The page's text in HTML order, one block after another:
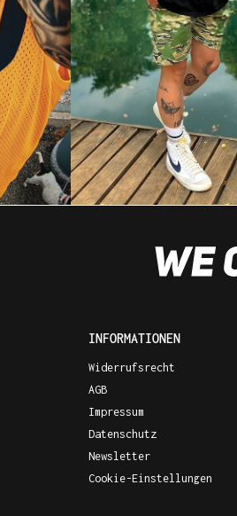
INFORMATIONEN
Widerrufsrecht
AGB
Impressum
Datenschutz
Newsletter
Cookie-Einstellungen